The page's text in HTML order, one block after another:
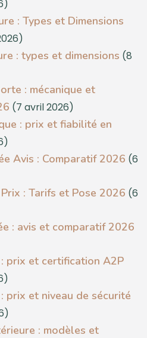
: Types et Dimensions
: types et dimensions (8
: mécanique et
(7 avril 2026)
: prix et fiabilité en
Avis : Comparatif 2026 (6
: Tarifs et Pose 2026 (6
: avis et comparatif 2026
prix et certification A2P
prix et niveau de sécurité
: modèles et